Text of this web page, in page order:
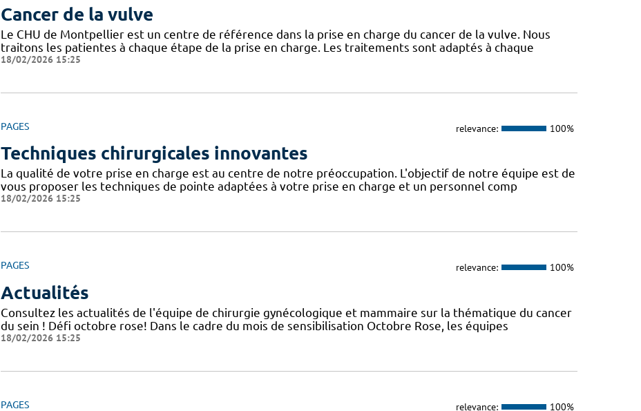
Cancer de la vulve
Le CHU de Montpellier est un centre de référence dans la prise en charge du cancer de la vulve. Nous
traitons les patientes à chaque étape de la prise en charge. Les traitements sont adaptés à chaque
18/02/2026 15:25
PAGES relevance: 100%
Techniques chirurgicales innovantes
La qualité de votre prise en charge est au centre de notre préoccupation. L'objectif de notre équipe est de
vous proposer les techniques de pointe adaptées à votre prise en charge et un personnel comp
18/02/2026 15:25
PAGES relevance: 100%
Actualités
Consultez les actualités de l'équipe de chirurgie gynécologique et mammaire sur la thématique du cancer
du sein ! Défi octobre rose! Dans le cadre du mois de sensibilisation Octobre Rose, les équipes
18/02/2026 15:25
PAGES relevance: 100%